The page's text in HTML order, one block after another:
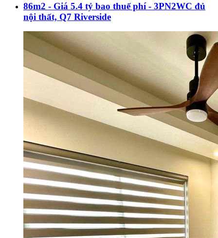
86m2 - Giá 5.4 tỷ bao thuế phí - 3PN2WC đủ
nội thất, Q7 Riverside